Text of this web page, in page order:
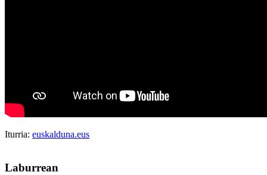
Iturria: euskalduna.eus
Laburrean